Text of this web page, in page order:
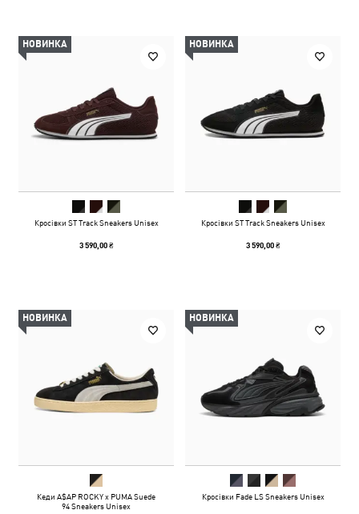
НОВИНКА
Кросівки ST Track Sneakers Unisex
3 590,00 ₴
НОВИНКА
Кросівки ST Track Sneakers Unisex
3 590,00 ₴
НОВИНКА
Кеди A$AP ROCKY x PUMA Suede
94 Sneakers Unisex
НОВИНКА
Кросівки Fade LS Sneakers Unisex